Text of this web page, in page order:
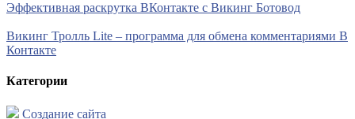
Эффективная раскрутка ВКонтакте с Викинг Ботовод
Викинг Тролль Lite – программа для обмена комментариями В
Контакте
Категории
Создание сайта